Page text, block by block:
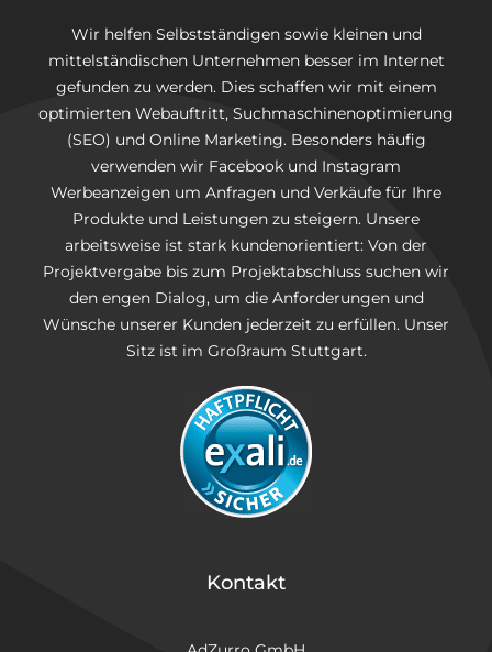
Wir helfen Selbstständigen sowie kleinen und
mittelständischen Unternehmen besser im Internet
gefunden zu werden. Dies schaffen wir mit einem
optimierten Webauftritt, Suchmaschinenoptimierung
(SEO) und Online Marketing. Besonders häufig
verwenden wir Facebook und Instagram
Werbeanzeigen um Anfragen und Verkäufe für Ihre
Produkte und Leistungen zu steigern. Unsere
arbeitsweise ist stark kundenorientiert: Von der
Projektvergabe bis zum Projektabschluss suchen wir
den engen Dialog, um die Anforderungen und
Wünsche unserer Kunden jederzeit zu erfüllen. Unser
Sitz ist im Großraum Stuttgart.
Kontakt